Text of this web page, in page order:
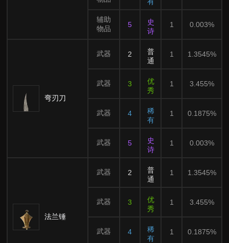
辅助
物品
5
史
诗
1 0.003%
弯刃刀
武器 2
普
通
1 1.3545%
武器 3
优
秀
1 3.455%
武器 4
稀
有
1 0.1875%
武器 5
史
诗
1 0.003%
法兰锤
武器 2
普
通
1 1.3545%
武器 3
优
秀
1 3.455%
武器 4
稀
有
1 0.1875%